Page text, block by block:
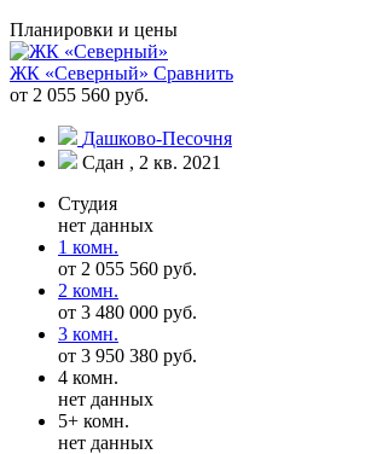
Планировки и цены
ЖК «Северный» Сравнить
от 2 055 560 руб.
Дашково-Песочня
Сдан , 2 кв. 2021
Студия
нет данных
1 комн.
от 2 055 560 руб.
2 комн.
от 3 480 000 руб.
3 комн.
от 3 950 380 руб.
4 комн.
нет данных
5+ комн.
нет данных